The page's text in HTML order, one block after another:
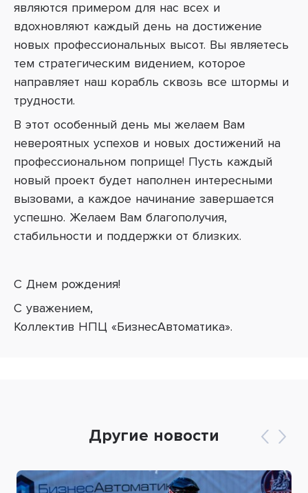
являются примером для нас всех и
вдохновляют каждый день на достижение
новых профессиональных высот. Вы являетесь
тем стратегическим видением, которое
направляет наш корабль сквозь все штормы и
трудности.
В этот особенный день мы желаем Вам
невероятных успехов и новых достижений на
профессиональном поприще! Пусть каждый
новый проект будет наполнен интересными
вызовами, а каждое начинание завершается
успешно. Желаем Вам благополучия,
стабильности и поддержки от близких.
С Днем рождения!
С уважением,
Коллектив НПЦ «БизнесАвтоматика».
Другие новости